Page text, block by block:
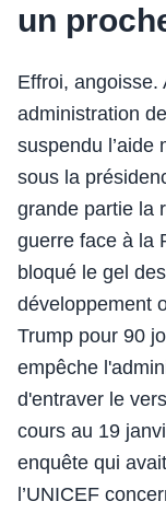
un
Effroi, angoisse.
administration
suspendu l’aide
sous la
grande partie la
guerre face à la
bloqué le gel
développement
Trump pour 90
empêche
d'entraver le
cours au 19
enquête qui
l’UNICEF